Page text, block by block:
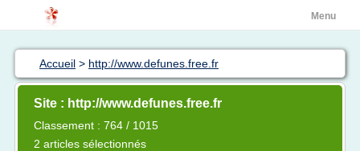
Menu
Accueil > http://www.defunes.free.fr
Site : http://www.defunes.free.fr
Classement : 764 / 1015
2 articles sélectionnés